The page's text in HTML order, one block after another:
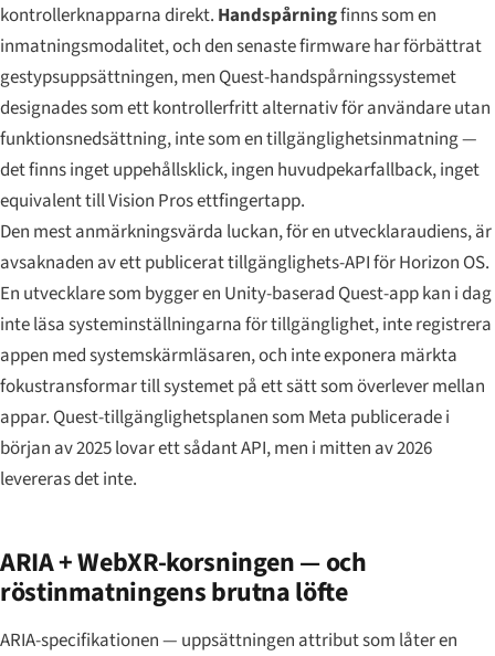
kontrollerknapparna direkt. Handspårningfinns som en
inmatningsmodalitet, och den senaste firmware har förbättrat
gestypsuppsättningen, men Quest-handspårningssystemet
designades som ett kontrollerfritt alternativ för användare utan
funktionsnedsättning, inte som en tillgänglighetsinmatning —
det finns inget uppehållsklick, ingen huvudpekarfallback, inget
equivalent till Vision Pros ettfingertapp.
Den mest anmärkningsvärda luckan, för en utvecklaraudiens, är
avsaknaden av ett publicerat tillgänglighets-API för Horizon OS.
En utvecklare som bygger en Unity-baserad Quest-app kan i dag
inte läsa systeminställningarna för tillgänglighet, inte registrera
appen med systemskärmläsaren, och inte exponera märkta
fokustransformar till systemet på ett sätt som överlever mellan
appar. Quest-tillgänglighetsplanen som Meta publicerade i
början av 2025 lovar ett sådant API, men i mitten av 2026
levereras det inte.
ARIA + WebXR-korsningen — och
röstinmatningens brutna löfte
ARIA-specifikationen — uppsättningen attribut som låter en